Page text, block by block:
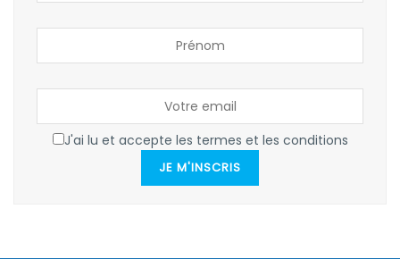
J'ai lu et accepte les termes et les conditions
JE M'INSCRIS